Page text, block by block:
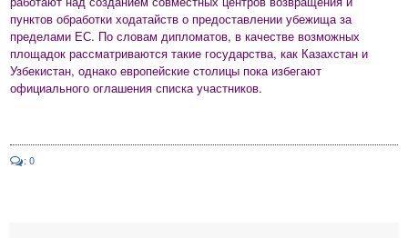
пунктов обработки ходатайств о предоставлении убежища за
пределами ЕС. По словам дипломатов, в качестве возможных
площадок рассматриваются такие государства, как Казахстан и
Узбекистан, однако европейские столицы пока избегают
официального оглашения списка участников.
: 0